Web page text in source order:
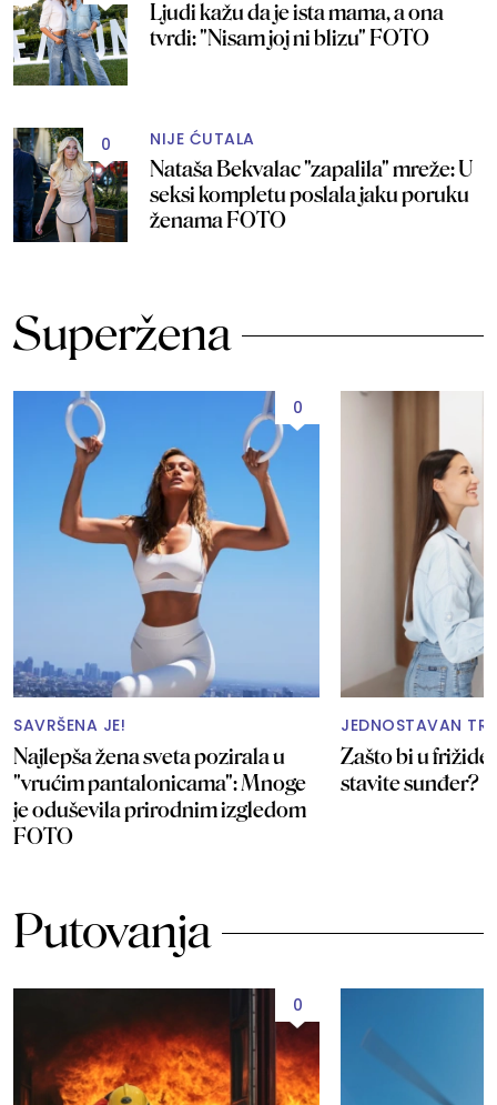
Ljudi kažu da je ista mama, a ona
tvrdi: "Nisam joj ni blizu" FOTO
0 NIJE ĆUTALA
Nataša Bekvalac "zapalila" mreže: U
seksi kompletu poslala jaku poruku
ženama FOTO
Superžena
0
SAVRŠENA JE!
Najlepša žena sveta pozirala u
"vrućim pantalonicama": Mnoge
je oduševila prirodnim izgledom
FOTO
JEDNOSTAVAN
Zašto bi u
stavite sunđer?
Putovanja
0